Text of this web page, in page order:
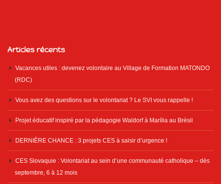
Articles récents
Vacances utiles : devenez volontaire au Village de Formation MATONDO
(RDC)
Vous avez des questions sur le volontariat ? Le SVI vous rappelle !
Projet éducatif inspiré par la pédagogie Waldorf à Marília au Brésil
DERNIÈRE CHANCE : 3 projets CES à saisir d’urgence !
CES Slovaquie : Volontariat au sein d’une communauté catholique – dès
septembre, 6 à 12 mois